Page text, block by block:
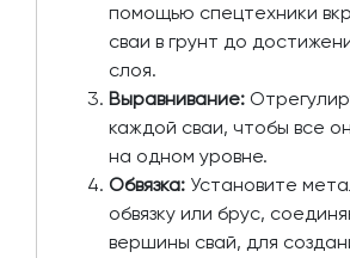
помощью спецтехники
сваи в грунт до
слоя.
Выравнивание:
каждой сваи, чтобы все
на одном уровне.
Обвязка: Установите
обвязку или брус,
вершины свай, для